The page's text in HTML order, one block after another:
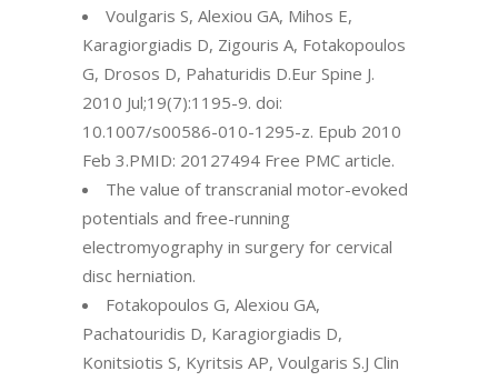
Voulgaris S, Alexiou GA, Mihos E,
Karagiorgiadis D, Zigouris A, Fotakopoulos
G, Drosos D, Pahaturidis D.Eur Spine J.
2010 Jul;19(7):1195-9. doi:
10.1007/s00586-010-1295-z. Epub 2010
Feb 3.PMID: 20127494 Free PMC article.
The value of transcranial motor-evoked
potentials and free-running
electromyography in surgery for cervical
disc herniation.
Fotakopoulos G, Alexiou GA,
Pachatouridis D, Karagiorgiadis D,
Konitsiotis S, Kyritsis AP, Voulgaris S.J Clin